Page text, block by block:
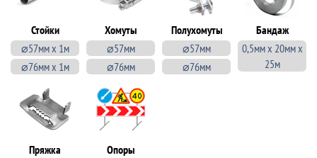
Стойки
⌀57мм х 1м
⌀76мм х 1м
Хомуты
⌀57мм
⌀76мм
Полухомуты
⌀57мм
⌀76мм
Бандаж
0,5мм х 20мм х
25м
Пряжка
Опоры